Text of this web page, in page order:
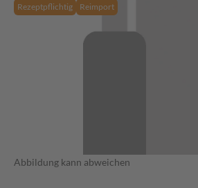
Rezeptpflichtig Reimport
Abbildung kann abweichen